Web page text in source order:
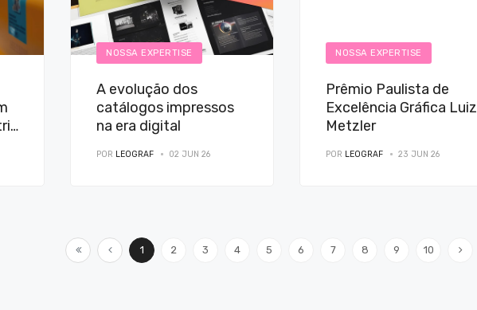
NOSSA EXPERTISE
A evolução dos
catálogos impressos
na era digital
POR LEOGRAF 02 JUN 26
NOSSA EXPERTISE
Prêmio Paulista de
Excelência Gráfica Luiz
Metzler
POR LEOGRAF 23 JUN 26
1 2 3 4 5 6 7 8 9 10